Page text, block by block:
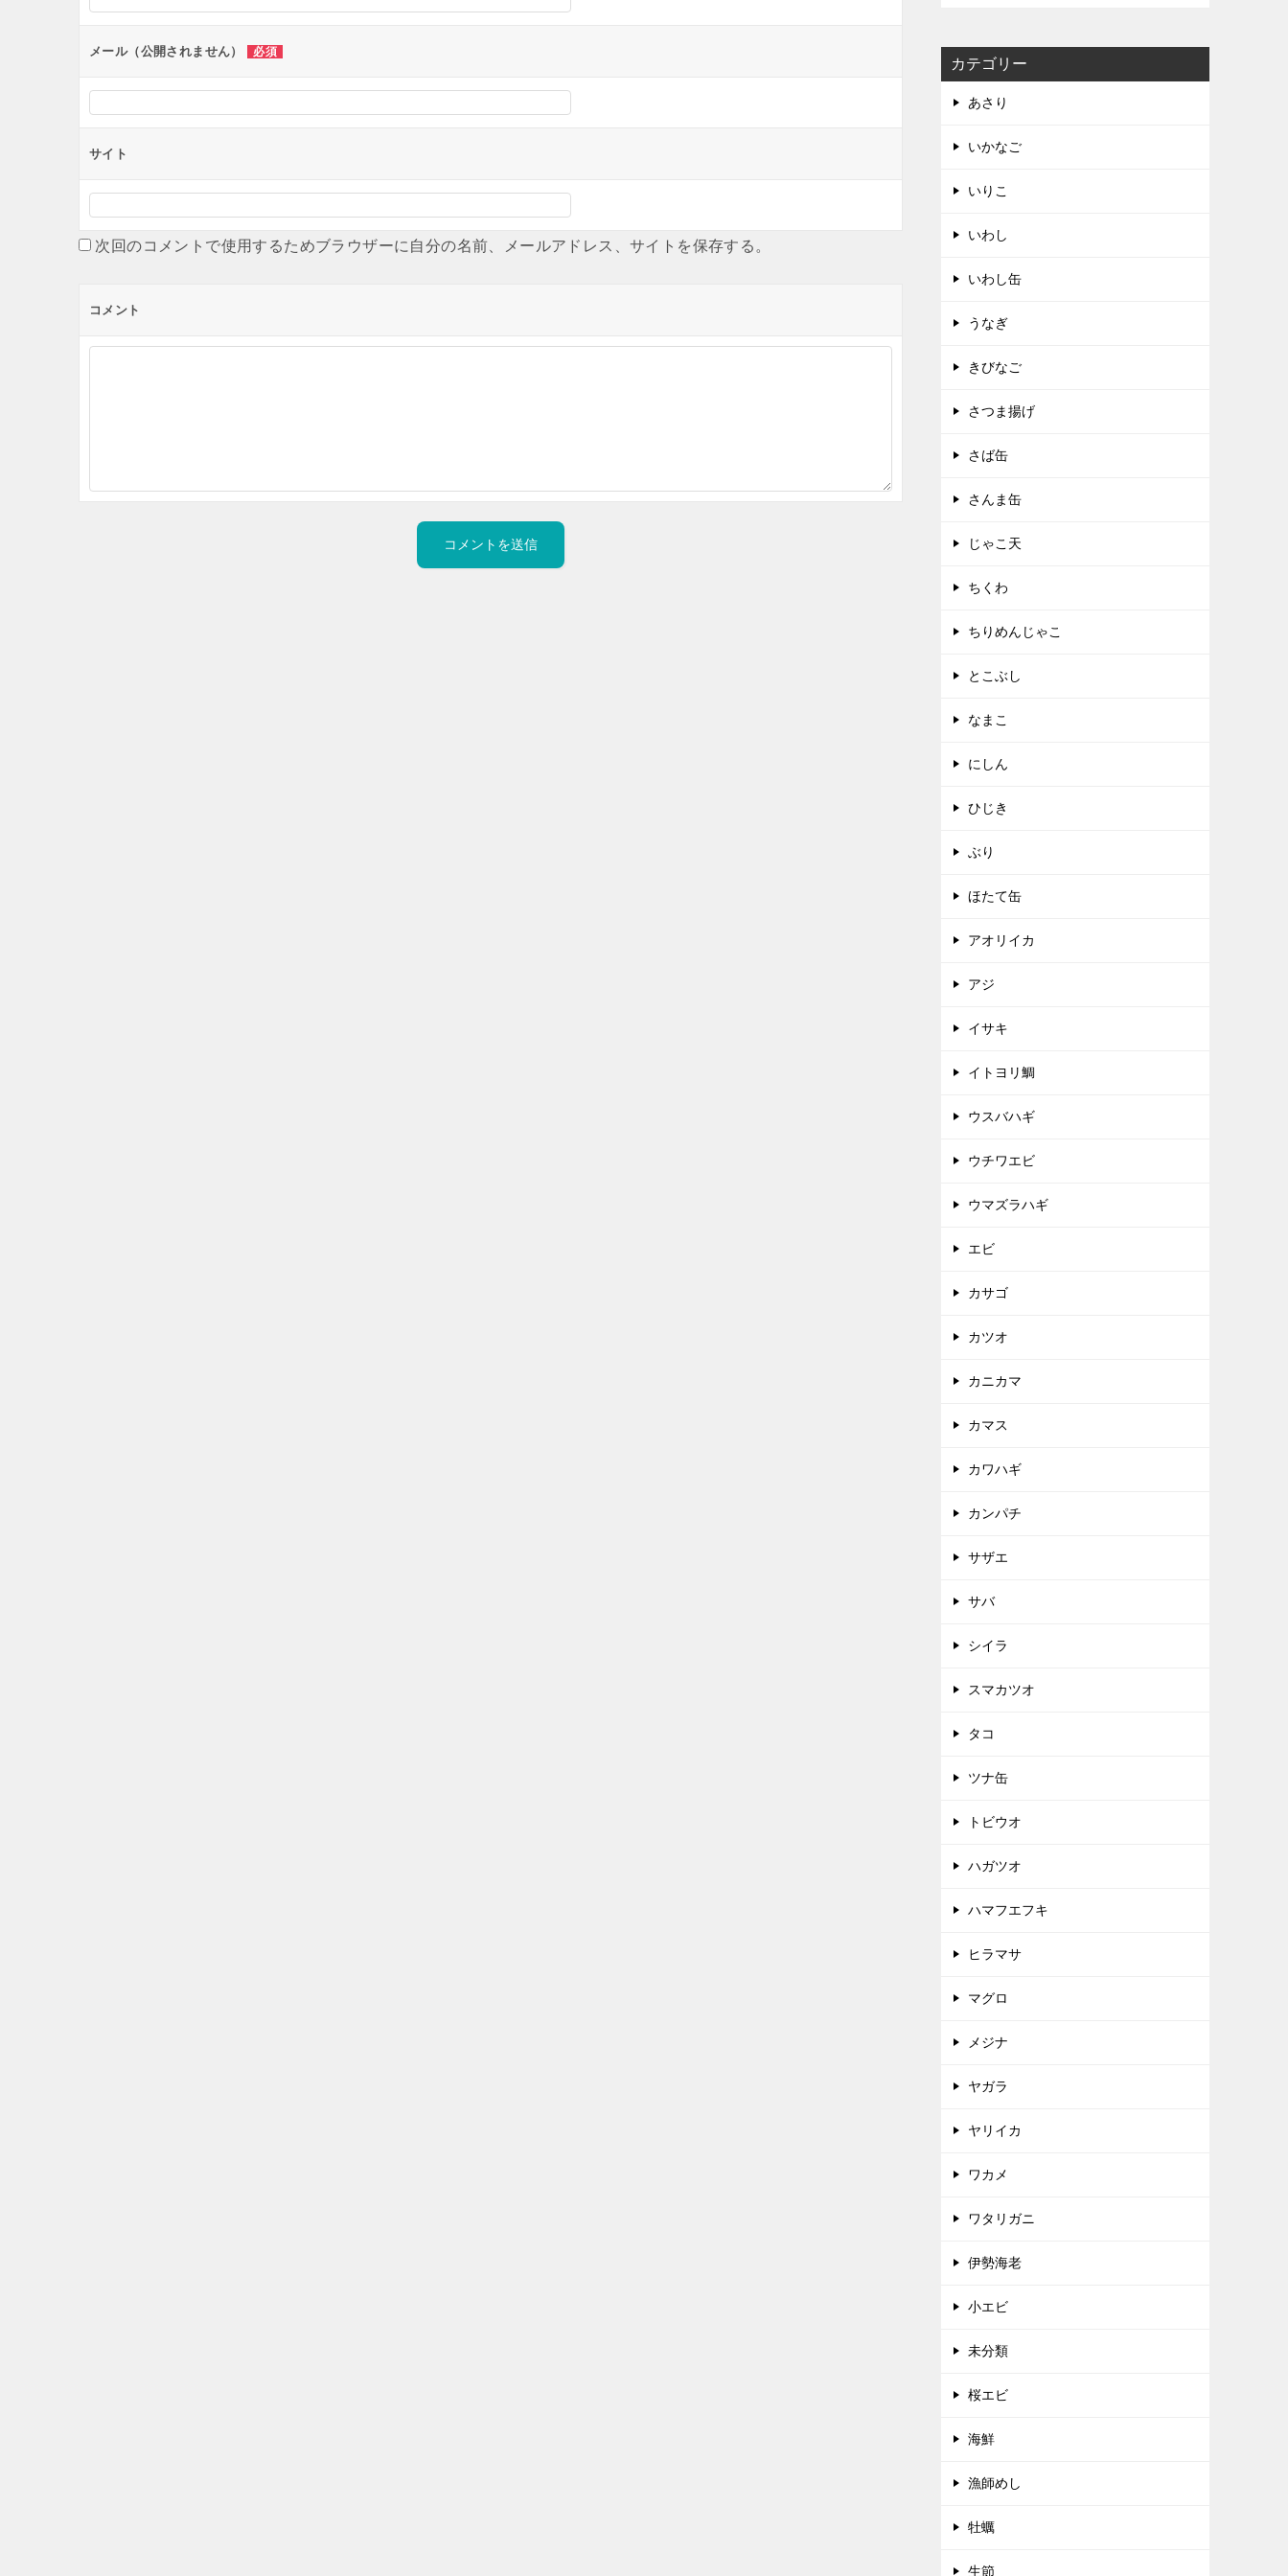
ョ
ンメール（公開されません） 必須
サイト
次回のコメントで使用するためブラウザーに自分の名前、メールアドレス、サイトを保存する。
コメント
カテゴリー
あさり
いかなご
いりこ
いわし
いわし缶
うなぎ
きびなご
さつま揚げ
さば缶
さんま缶
じゃこ天
ちくわ
ちりめんじゃこ
とこぶし
なまこ
にしん
ひじき
ぶり
ほたて缶
アオリイカ
アジ
イサキ
イトヨリ鯛
ウスバハギ
ウチワエビ
ウマズラハギ
エビ
カサゴ
カツオ
カニカマ
カマス
カワハギ
カンパチ
サザエ
サバ
シイラ
スマカツオ
タコ
ツナ缶
トビウオ
ハガツオ
ハマフエフキ
ヒラマサ
マグロ
メジナ
ヤガラ
ヤリイカ
ワカメ
ワタリガニ
伊勢海老
小エビ
未分類
桜エビ
海鮮
漁師めし
牡蠣
生節